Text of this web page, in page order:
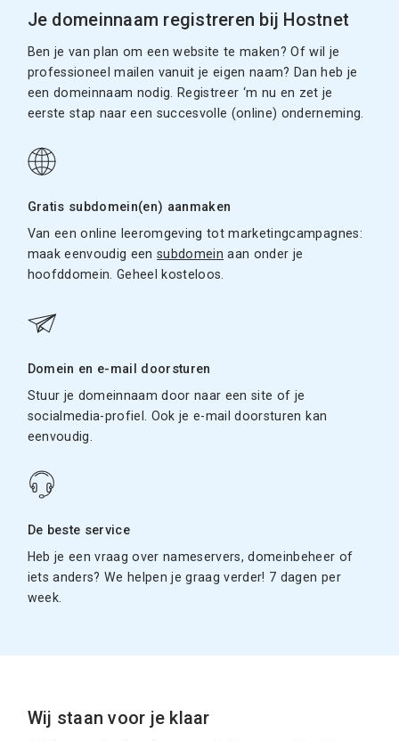
Je domeinnaam registreren bij Hostnet
Ben je van plan om een website te maken? Of wil je
professioneel mailen vanuit je eigen naam? Dan heb je
een domeinnaam nodig. Registreer ‘m nu en zet je
eerste stap naar een succesvolle (online) onderneming.
Gratis subdomein(en) aanmaken
Van een online leeromgeving tot marketingcampagnes:
maak eenvoudig eensubdomein aan onder je
hoofddomein. Geheel kosteloos.
Domein en e-mail doorsturen
Stuur je domeinnaam door naar een site of je
socialmedia-profiel. Ook je e-mail doorsturen kan
eenvoudig.
De beste service
Heb je een vraag over nameservers, domeinbeheer of
iets anders? We helpen je graag verder! 7 dagen per
week.
Wij staan voor je klaar